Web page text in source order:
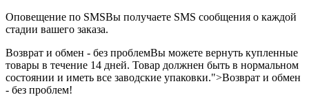
Оповещение по SMSВы получаете SMS сообщения о каждой
стадии вашего заказа.
Возврат и обмен - без проблемВы можете вернуть купленные
товары в течение 14 дней. Товар должнен быть в нормальном
состоянии и иметь все заводские упаковки.">Возврат и обмен
- без проблем!